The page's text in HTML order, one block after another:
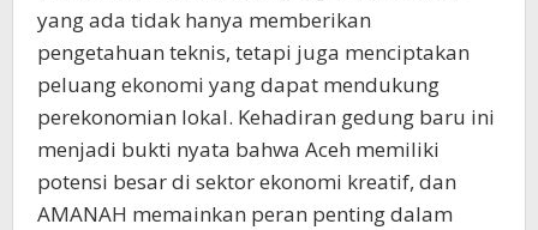
yang ada tidak hanya memberikan
pengetahuan teknis, tetapi juga menciptakan
peluang ekonomi yang dapat mendukung
perekonomian lokal. Kehadiran gedung baru ini
menjadi bukti nyata bahwa Aceh memiliki
potensi besar di sektor ekonomi kreatif, dan
AMANAH memainkan peran penting dalam